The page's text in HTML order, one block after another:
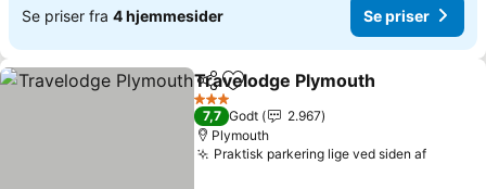
Se priser fra 4 hjemmesider Se priser
Del Føj til favoritter
Travelodge Plymouth
3 Stjerner
7,7 Godt
2.967
Plymouth
Praktisk parkering lige ved siden af